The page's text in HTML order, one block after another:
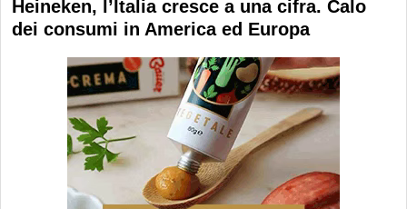
Heineken, l’Italia cresce a una cifra. Calo
dei consumi in America ed Europa